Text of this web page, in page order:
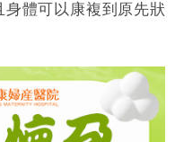
體可以康複到原先狀